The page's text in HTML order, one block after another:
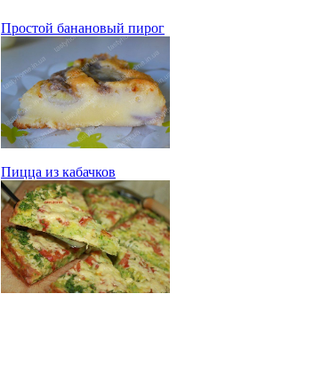
Простой банановый пирог
Пицца из кабачков